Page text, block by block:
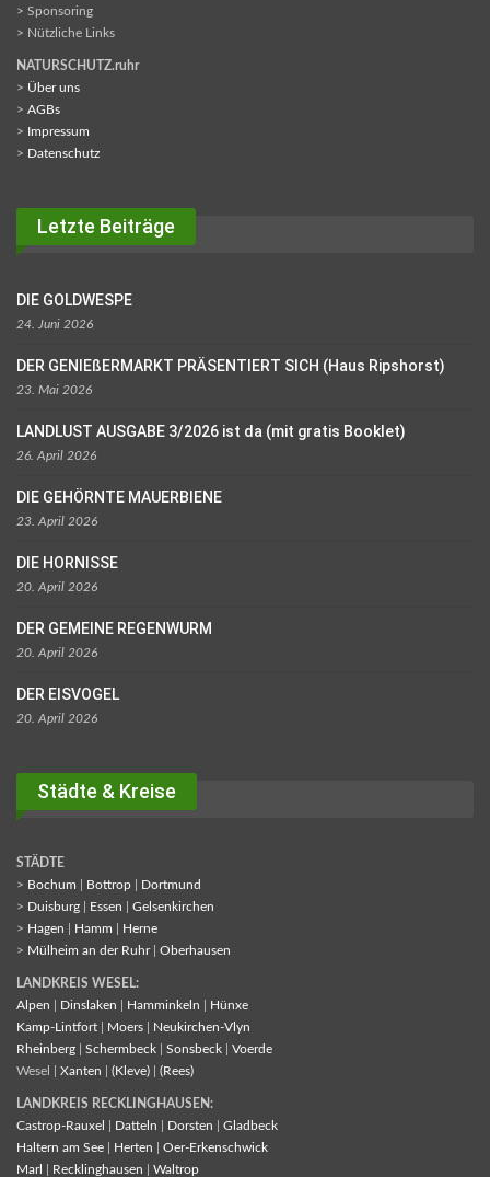
> Sponsoring
> Nützliche Links
NATURSCHUTZ.ruhr
> Über uns
> AGBs
> Impressum
> Datenschutz
Letzte Beiträge
DIE GOLDWESPE
24. Juni 2026
DER GENIEßERMARKT PRÄSENTIERT SICH (Haus Ripshorst)
23. Mai 2026
LANDLUST AUSGABE 3/2026 ist da (mit gratis Booklet)
26. April 2026
DIE GEHÖRNTE MAUERBIENE
23. April 2026
DIE HORNISSE
20. April 2026
DER GEMEINE REGENWURM
20. April 2026
DER EISVOGEL
20. April 2026
Städte & Kreise
STÄDTE
> Bochum Bottrop
Dortmund
> Duisburg Essen
Gelsenkirchen
> Hagen Hamm
Herne
> Mülheim an der Ruhr| Oberhausen
LANDKREIS WESEL:
Alpen
Dinslaken Hamminkeln
Hünxe
Kamp-Lintfort
Moers
Neukirchen-Vlyn
Rheinberg
Schermbeck Sonsbeck
Voerde
Wesel | Xanten (Kleve) (Rees)
LANDKREIS RECKLINGHAUSEN:
Castrop-Rauxel
Datteln Dorsten
Gladbeck
Haltern am See
Herten
Oer-Erkenschwick
Marl
Recklinghausen Waltrop